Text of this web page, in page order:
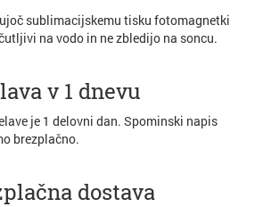
sublimacijskemu tisku fotomagnetki
na vodo in ne zbledijo na soncu.
v 1 dnevu
je 1 delovni dan. Spominski napis
brezplačno.
dostava